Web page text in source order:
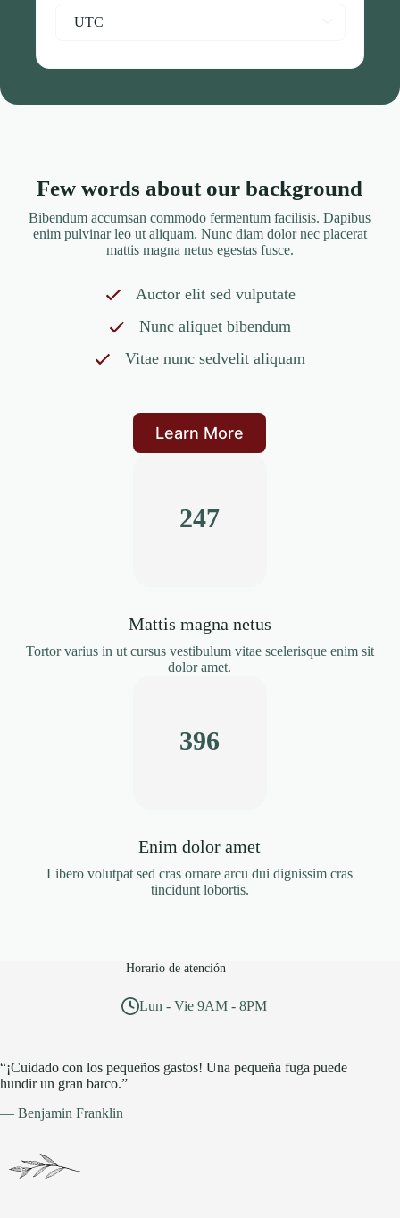
UTC
Few words about our background
Bibendum accumsan commodo fermentum facilisis. Dapibus
enim pulvinar leo ut aliquam. Nunc diam dolor nec placerat
mattis magna netus egestas fusce.
Auctor elit sed vulputate
Nunc aliquet bibendum
Vitae nunc sedvelit aliquam
Learn More
250
Mattis magna netus
Tortor varius in ut cursus vestibulum vitae scelerisque enim sit
dolor amet.
400
Enim dolor amet
Libero volutpat sed cras ornare arcu dui dignissim cras
tincidunt lobortis.
Horario de atención
Lun - Vie 9AM - 8PM
“¡Cuidado con los pequeños gastos! Una pequeña fuga puede
hundir un gran barco.”
— Benjamin Franklin